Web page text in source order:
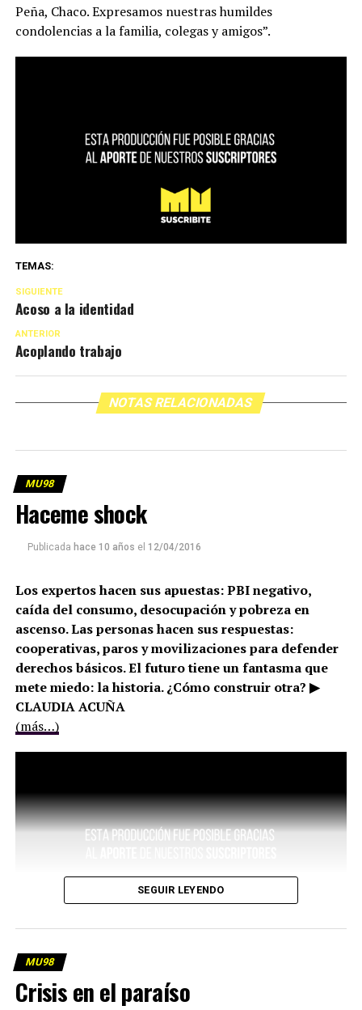
Peña, Chaco. Expresamos nuestras humildes
condolencias a la familia, colegas y amigos”.
TEMAS:
SIGUIENTE
Acoso a la identidad
ANTERIOR
Acoplando trabajo
NOTAS RELACIONADAS
MU98
Haceme shock
Publicada hace 10 años el 12/04/2016
Los expertos hacen sus apuestas: PBI negativo,
caída del consumo, desocupación y pobreza en
ascenso. Las personas hacen sus respuestas:
cooperativas, paros y movilizaciones para defender
derechos básicos. El futuro tiene un fantasma que
mete miedo: la historia. ¿Cómo construir otra? ▶
CLAUDIA ACUÑA
(más…)
SEGUIR LEYENDO
MU98
Crisis en el paraíso